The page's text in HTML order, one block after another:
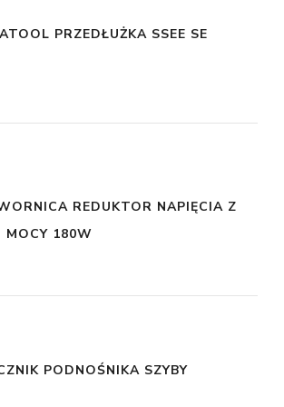
PRZEDŁUŻKA SSEE SE
REDUKTOR NAPIĘCIA Z
MOCY 180W
PODNOŚNIKA SZYBY